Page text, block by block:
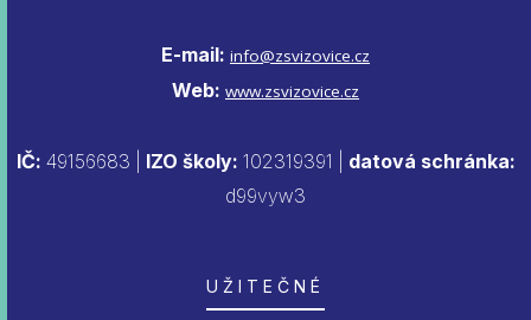
E-mail: info@zsvizovice.cz
Web: www.zsvizovice.cz
IČ: 49156683 | IZO školy: 102319391 | datová schránka:
d99vyw3
UŽITEČNÉ